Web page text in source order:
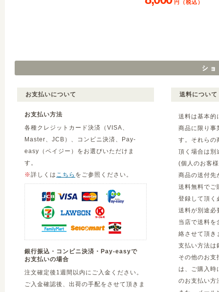
円（税込）
お支払いについて
お支払い方法
各種クレジットカード決済（VISA、
Master、JCB）、コンビニ決済、Pay-
easy（ペイジー）をお選びいただけま
す。
※詳しくは こちら をご参照ください。
銀行振込・コンビニ決済・Pay-easyで
お支払いの場合
注文確定後1週間以内にご入金ください。
ご入金確認後、出荷の手配をさせて頂きま
送料について
送料は基本的
商品に限り事
す。それらの
頂く場合は別
(個人のお客
商品の送付先
送料無料でご
登録して頂く
送料が別途必
当店で送料を
絡させて頂き
支払い方法は
その他のお支
は、ご購入時
のお支払い方